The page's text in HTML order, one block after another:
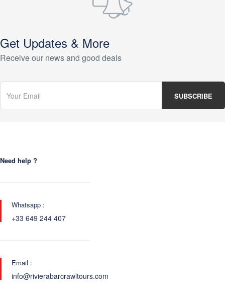
Get Updates & More
Receive our news and good deals
Need help ?
Whatsapp :
+33 649 244 407
Email :
info@rivierabarcrawltours.com